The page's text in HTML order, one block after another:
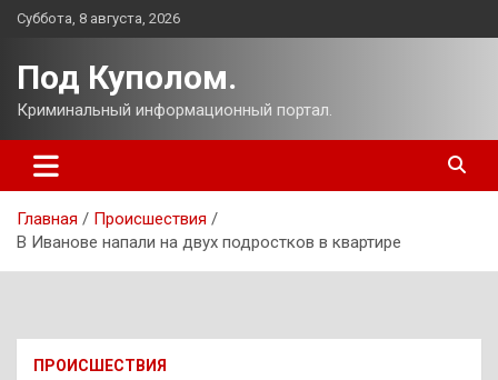
Перейти
Суббота, 8 августа, 2026
Под Куполом.
Криминальный информационный портал.
Главная
Происшествия
В Иванове напали на двух подростков в квартире
ПРОИСШЕСТВИЯ